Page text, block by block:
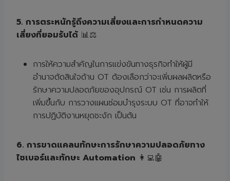
5. การตระหนักรู้ถึงความเสี่ยงและการกำหนดความ
เสี่ยงที่ยอมรับได้ 📊⚖️
การให้ความสำคัญในการแข่งขันทางธุรกิจทำให้ผู้มี
อำนาจตัดสินใจด้าน OT ต้องเลือกว่าจะเพิ่มผลผลิตหรือ
รักษาความปลอดภัยของอุปกรณ์ OT เช่น การผลิตที่
เพิ่มขึ้นกับ การวางแผนซ่อมบำรุงระบบ OT ที่อาจทำให้
การปฏิบัติงานหยุดชะงัก เป็นต้น
6. การขาดแคลนทักษะการรักษาความปลอดภัยทาง
ไซเบอร์และทักษะ Automation 👩‍💻🤖